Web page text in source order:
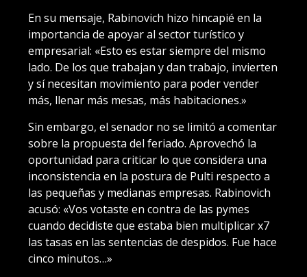
En su mensaje, Rabinovich hizo hincapié en la
importancia de apoyar al sector turístico y
empresarial: «Esto es estar siempre del mismo
lado. De los que trabajan y dan trabajo, invierten
y sí necesitan movimiento para poder vender
más, llenar más mesas, más habitaciones.»
Sin embargo, el senador no se limitó a comentar
sobre la propuesta del feriado. Aprovechó la
oportunidad para criticar lo que considera una
inconsistencia en la postura de Pulti respecto a
las pequeñas y medianas empresas. Rabinovich
acusó: «Vos votaste en contra de las pymes
cuando decidiste que estaba bien multiplicar x7
las tasas en las sentencias de despidos. Fue hace
cinco minutos…»